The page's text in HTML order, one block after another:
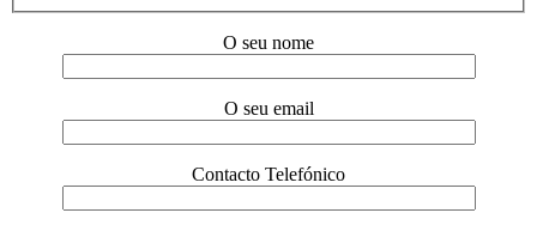
O seu nome
O seu email
Contacto Telefónico